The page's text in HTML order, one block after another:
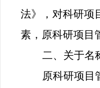
法》，对科研项
素，原科研项目
二、关于名
原科研项目